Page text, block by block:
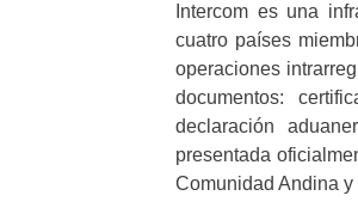
Intercom es una
cuatro países
operaciones
documentos:
declaración
presentada
Comunidad Andina y